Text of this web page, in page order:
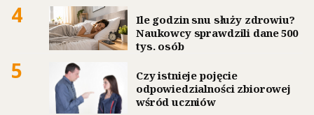
4
Ile godzin snu służy zdrowiu?
Naukowcy sprawdzili dane 500
tys. osób
5
Czy istnieje pojęcie
odpowiedzialności zbiorowej
wśród uczniów